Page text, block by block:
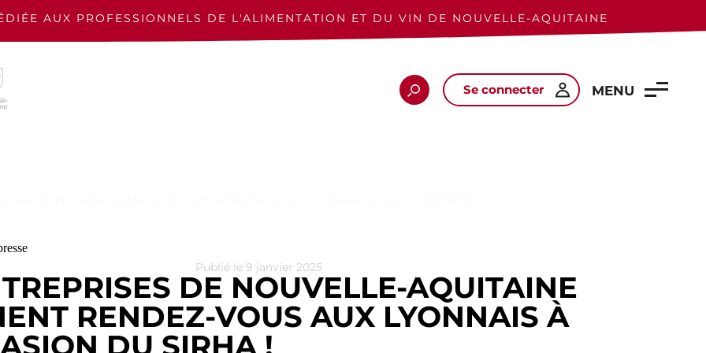
AUX PROFESSIONNELS DE L'ALIMENTATION ET DU VIN DE NOUVELLE-AQUITAINE
Se connecter MENU
Publié le 9 janvier 2025
DE NOUVELLE-AQUITAINE
RENDEZ-VOUS AUX LYONNAIS À
DU SIRHA !